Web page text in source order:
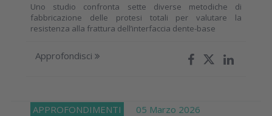
Uno studio confronta sette diverse metodiche di
fabbricazione delle protesi totali per valutare la
resistenza alla frattura dell’interfaccia dente-base
Approfondisci
APPROFONDIMENTI 05 Marzo 2026